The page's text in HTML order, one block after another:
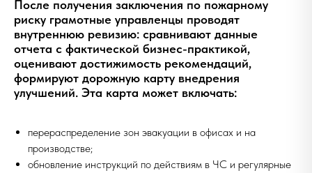
После получения заключения по пожарному
риску грамотные управленцы проводят
внутреннюю ревизию: сравнивают данные
отчета с фактической бизнес-практикой,
оценивают достижимость рекомендаций,
формируют дорожную карту внедрения
улучшений. Эта карта может включать:
перераспределение зон эвакуации в офисах и на
производстве;
обновление инструкций по действиям в ЧС и регулярные